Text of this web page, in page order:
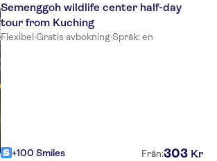
Semenggoh wildlife center half-day
tour from Kuching
Flexibel·Gratis avbokning·Språk: en
+100 Smiles Från:303 Kr